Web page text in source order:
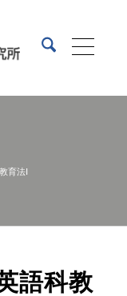
育法Ⅰ
語科教